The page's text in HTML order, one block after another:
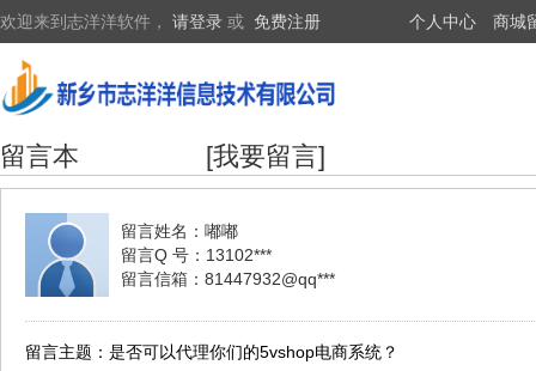
欢迎来到志洋洋软件， 请登录 或 免费注册 个人中心 商城
留言本 [我要留言]
留言姓名：嘟嘟
留言Q 号：13102***
留言信箱：81447932@qq***
留言主题：是否可以代理你们的5vshop电商系统？